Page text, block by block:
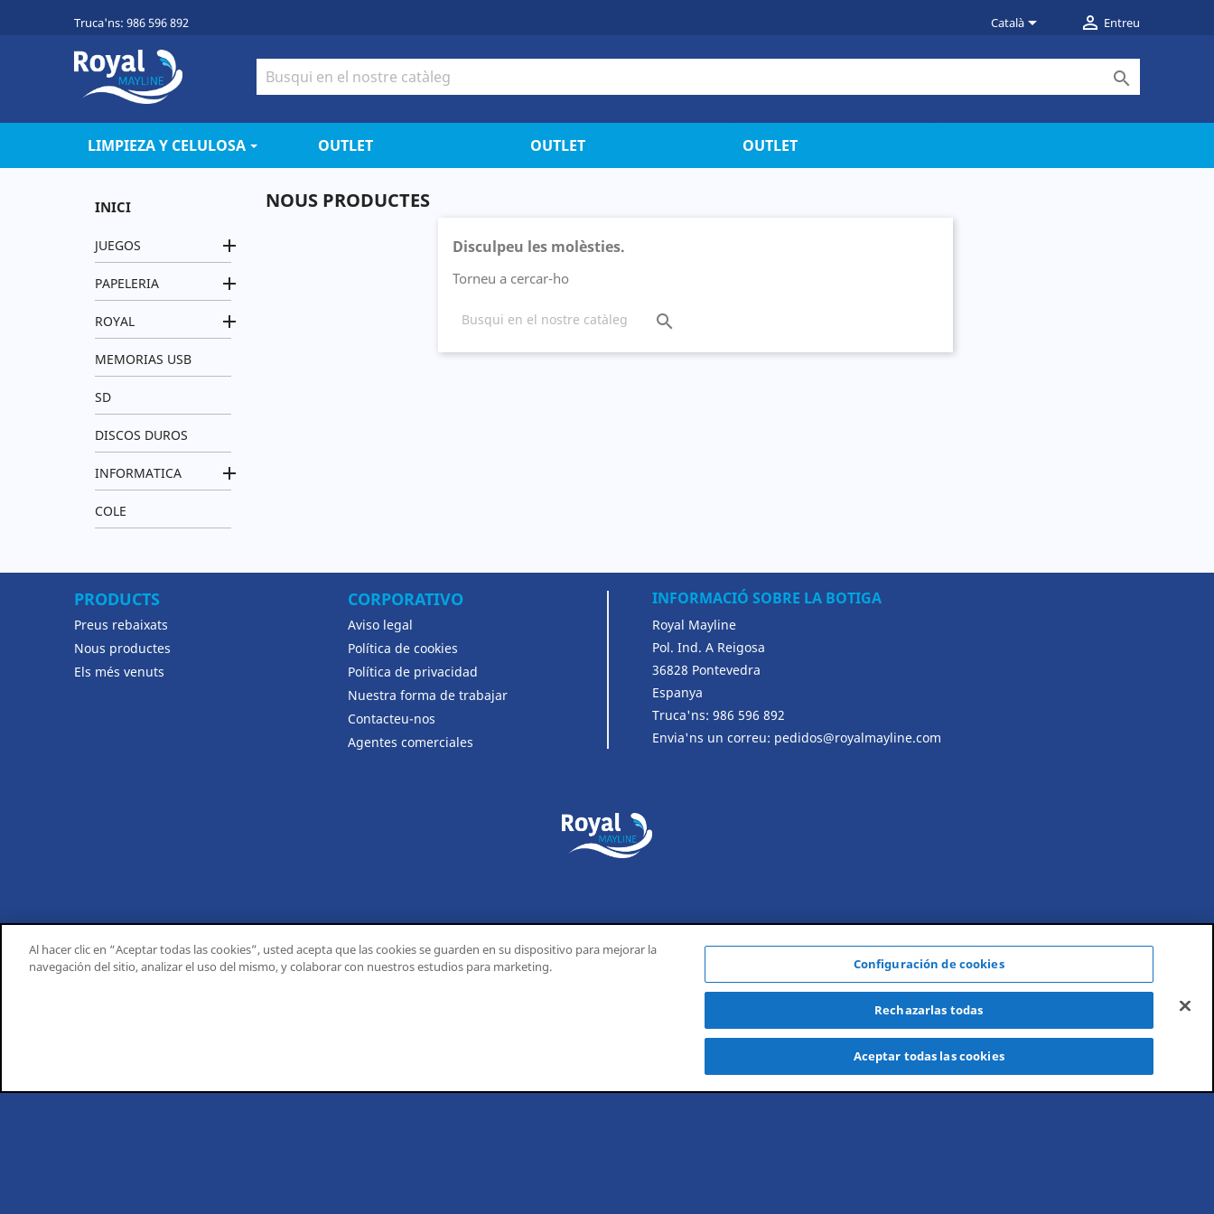
Truca'ns:986 596 892 Català  Entreu

LIMPIEZA Y CELULOSA OUTLET OUTLET OUTLET
INICI
JUEGOS 
PAPELERIA 
ROYAL 
MEMORIAS USB
SD
DISCOS DUROS
INFORMATICA 
COLE
NOUS PRODUCTES
Disculpeu les molèsties.
Torneu a cercar-ho

PRODUCTS
Preus rebaixats
Nous productes
Els més venuts
CORPORATIVO
Aviso legal
Política de cookies
Política de privacidad
Nuestra forma de trabajar
Contacteu-nos
Agentes comerciales
INFORMACIÓ SOBRE LA BOTIGA
Royal Mayline
Pol. Ind. A Reigosa
36828 Pontevedra
Espanya
Truca'ns: 986 596 892
Envia'ns un correu: pedidos@royalmayline.com
Al hacer clic en “Aceptar todas las cookies”, usted acepta que las cookies se guarden en su dispositivo para mejorar la
navegación del sitio, analizar el uso del mismo, y colaborar con nuestros estudios para marketing.
Configuración de cookies
Rechazarlas todas
Aceptar todas las cookies